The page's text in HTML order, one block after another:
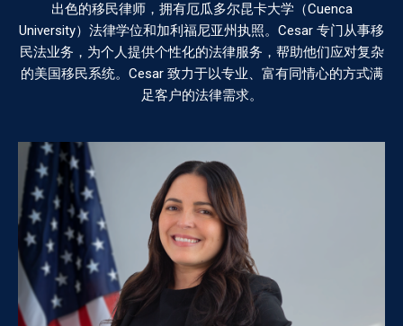
出色的移民律师，拥有厄瓜多尔昆卡大学（Cuenca
University）法律学位和加利福尼亚州执照。Cesar 专门从事移
民法业务，为个人提供个性化的法律服务，帮助他们应对复杂
的美国移民系统。Cesar 致力于以专业、富有同情心的方式满
足客户的法律需求。